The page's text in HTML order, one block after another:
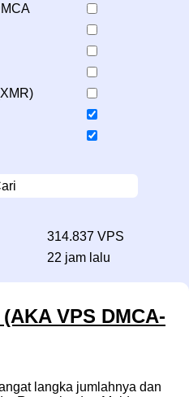
314.837 VPS
22 jam lalu
VPS DMCA-
langka jumlahnya dan